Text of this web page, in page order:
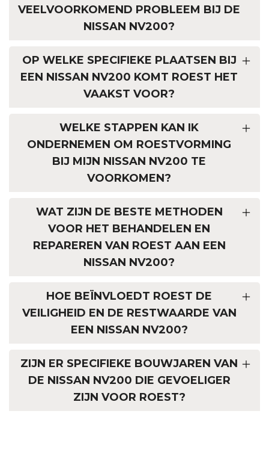
VEELVOORKOMEND PROBLEEM BIJ DE
NISSAN NV200?
OP WELKE SPECIFIEKE PLAATSEN BIJ
EEN NISSAN NV200 KOMT ROEST HET
VAAKST VOOR?
WELKE STAPPEN KAN IK
ONDERNEMEN OM ROESTVORMING
BIJ MIJN NISSAN NV200 TE
VOORKOMEN?
WAT ZIJN DE BESTE METHODEN
VOOR HET BEHANDELEN EN
REPAREREN VAN ROEST AAN EEN
NISSAN NV200?
HOE BEÏNVLOEDT ROEST DE
VEILIGHEID EN DE RESTWAARDE VAN
EEN NISSAN NV200?
ZIJN ER SPECIFIEKE BOUWJAREN VAN
DE NISSAN NV200 DIE GEVOELIGER
ZIJN VOOR ROEST?